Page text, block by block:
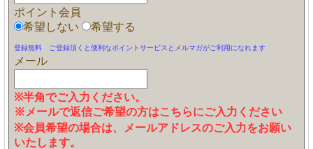
ポイント会員
希望しない
希望する
登録無料 ご登録頂くと便利なポイントサービスとメルマガがご利用になれます
メール
※半角でご入力ください。
※メールで返信ご希望の方はこちらにご入力ください
※会員希望の場合は、メールアドレスのご入力をお願い
いたします。